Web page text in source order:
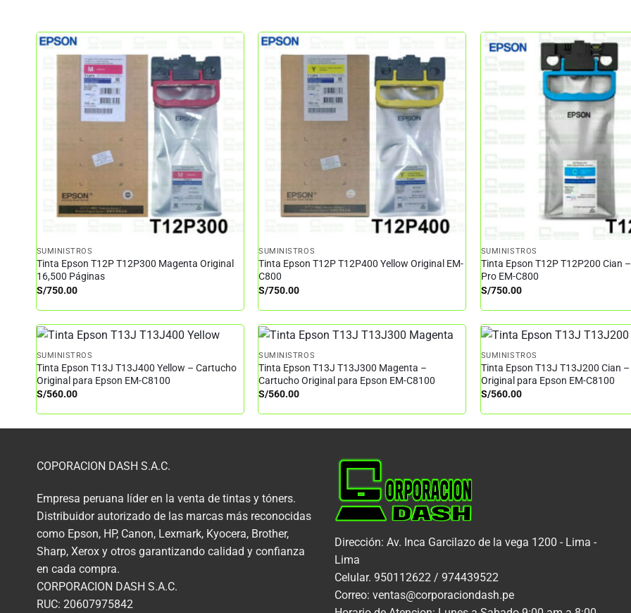
SUMINISTROS
Tinta Epson T12P T12P300 Magenta Original
16,500 Páginas
S/750.00
SUMINISTROS
Tinta Epson T12P T12P400 Yellow Original EM-
C800
S/750.00
SUMINISTROS
Tinta Epson T12P T12P200 Cian
Pro EM-C800
S/750.00
SUMINISTROS
Tinta Epson T13J T13J400 Yellow – Cartucho
Original para Epson EM-C8100
S/560.00
SUMINISTROS
Tinta Epson T13J T13J300 Magenta –
Cartucho Original para Epson EM-C8100
S/560.00
SUMINISTROS
Tinta Epson T13J T13J200 Cian
Original para Epson EM-C8100
S/560.00
COPORACION DASH S.A.C.
Empresa peruana líder en la venta de tintas y tóners.
Distribuidor autorizado de las marcas más reconocidas
como Epson, HP, Canon, Lexmark, Kyocera, Brother,
Sharp, Xerox y otros garantizando calidad y confianza
en cada compra.
CORPORACION DASH S.A.C.
RUC: 20607975842
Dirección: Av. Inca Garcilazo de la vega 1200 - Lima -
Lima
Celular. 950112622 / 974439522
Correo: ventas@corporaciondash.pe